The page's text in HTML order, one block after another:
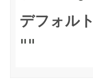
デフォル
""